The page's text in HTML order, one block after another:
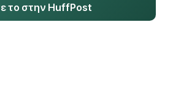
το στην HuffPost